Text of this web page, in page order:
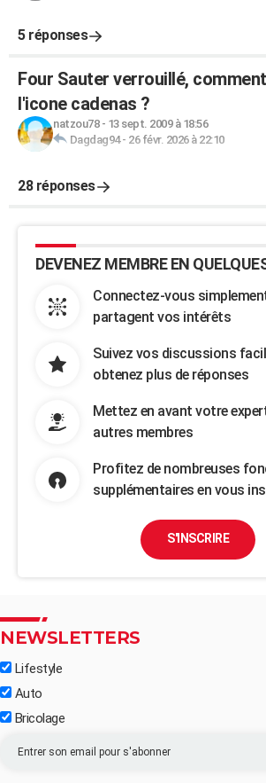
5 réponses
Four Sauter verrouillé,
l'icone cadenas ?
natzou78- 13 sept. 2009 à 18:56
Dagdag94- 26 févr. 2026 à 22:10
28 réponses
DEVENEZ MEMBRE EN
Connectez-vous
partagent vos intérêts
Suivez vos discussions
obtenez plus de réponses
Mettez en avant votre
autres membres
Profitez de nombreuses
supplémentaires en vous
S'INSCRIRE
NEWSLETTERS
Lifestyle
Auto
Bricolage